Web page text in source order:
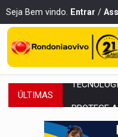
Seja Bem vindo. Entrar /
ÚLTIMAS
VÍDEO: